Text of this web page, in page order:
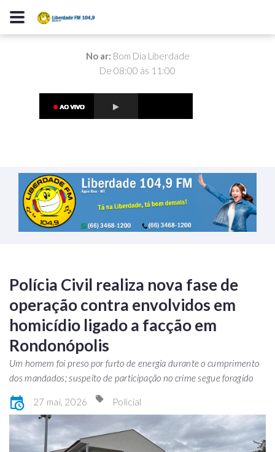
No ar: Bom Dia Liberdade
De 08:00 às 11:00
Polícia Civil realiza nova fase de
operação contra envolvidos em
homicídio ligado a facção em
Rondonópolis
Um homem foi preso por furto de energia durante o cumprimento
dos mandados; suspeito de participação no crime segue foragido
27 mai, 2026 Policial